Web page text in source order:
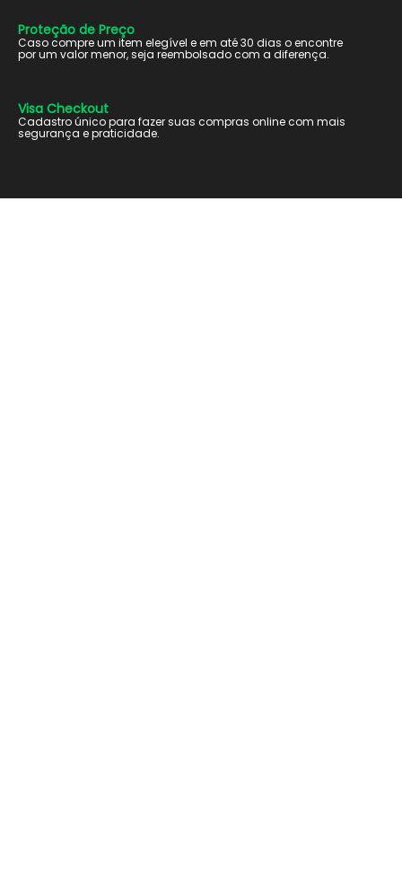
Proteção de Preço
Caso compre um item elegível e em até 30 dias o encontre
por um valor menor, seja reembolsado com a diferença.
Visa Checkout
Cadastro único para fazer suas compras online com mais
segurança e praticidade.